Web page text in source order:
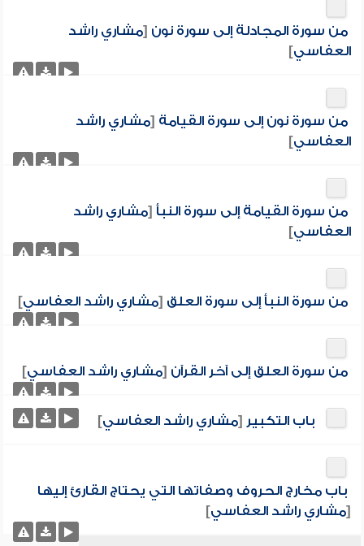
من سورة المجادلة إلى سورة نون [مشاري راشد
العفاسي]
من سورة نون إلى سورة القيامة [مشاري راشد
العفاسي]
من سورة القيامة إلى سورة النبأ [مشاري راشد
العفاسي]
من سورة النبأ إلى سورة العلق [مشاري راشد العفاسي]
من سورة العلق إلى آخر القرآن [مشاري راشد العفاسي]
باب التكبير [مشاري راشد العفاسي]
باب مخارج الحروف وصفاتها التي يحتاج القارئ إليها
[مشاري راشد العفاسي]